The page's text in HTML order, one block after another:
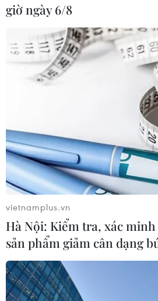
#Trung Quốc #Sách Xanh
#Trường học
Trung Quốc
Theo dõi VietnamPlus
giờ ngày 6/8
vietnamplus.vn
Hà Nội: Kiểm tra, xác
sản phẩm giảm cân dạng